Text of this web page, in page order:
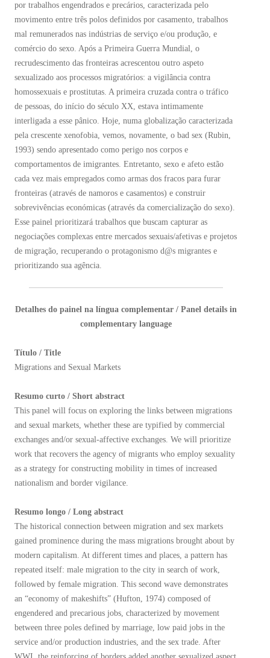
por trabalhos engendrados e precários, caracterizada pelo
movimento entre três polos definidos por casamento, trabalhos
mal remunerados nas indústrias de serviço e/ou produção, e
comércio do sexo. Após a Primeira Guerra Mundial, o
recrudescimento das fronteiras acrescentou outro aspeto
sexualizado aos processos migratórios: a vigilância contra
homossexuais e prostitutas. A primeira cruzada contra o tráfico
de pessoas, do início do século XX, estava intimamente
interligada a esse pânico. Hoje, numa globalização caracterizada
pela crescente xenofobia, vemos, novamente, o bad sex (Rubin,
1993) sendo apresentado como perigo nos corpos e
comportamentos de imigrantes. Entretanto, sexo e afeto estão
cada vez mais empregados como armas dos fracos para furar
fronteiras (através de namoros e casamentos) e construir
sobrevivências económicas (através da comercialização do sexo).
Esse painel prioritizará trabalhos que buscam capturar as
negociações complexas entre mercados sexuais/afetivas e projetos
de migração, recuperando o protagonismo d@s migrantes e
prioritizando sua agência.
Detalhes do painel na língua complementar / Panel details in
complementary language
Título / Title
Migrations and Sexual Markets
Resumo curto / Short abstract
This panel will focus on exploring the links between migrations
and sexual markets, whether these are typified by commercial
exchanges and/or sexual-affective exchanges. We will prioritize
work that recovers the agency of migrants who employ sexuality
as a strategy for constructing mobility in times of increased
nationalism and border vigilance.
Resumo longo / Long abstract
The historical connection between migration and sex markets
gained prominence during the mass migrations brought about by
modern capitalism. At different times and places, a pattern has
repeated itself: male migration to the city in search of work,
followed by female migration. This second wave demonstrates
an “economy of makeshifts” (Hufton, 1974) composed of
engendered and precarious jobs, characterized by movement
between three poles defined by marriage, low paid jobs in the
service and/or production industries, and the sex trade. After